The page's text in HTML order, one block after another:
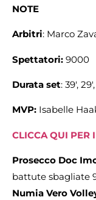
NOTE
Arbitri: Marco
Spettatori: 9000
Durata set: 39′,
MVP: Isabelle
CLICCA QUI PER
Prosecco Doc
battute sbagliate
Numia Vero